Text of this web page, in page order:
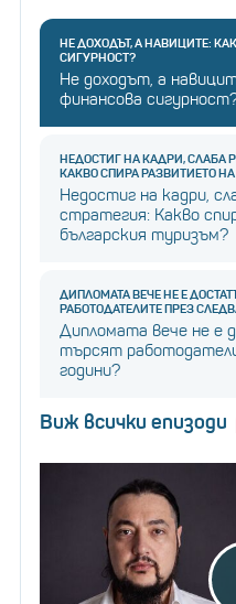
НЕ ДОХОДЪТ, А НАВИЦИТЕ:
СИГУРНОСТ?
Не доходът, а
финансова
НЕДОСТИГ НА КАДРИ, СЛАБА
КАКВО СПИРА РАЗВИТИЕТО
Недостиг на кадри,
стратегия: Какво
българския туризъм?
ДИПЛОМАТА ВЕЧЕ НЕ Е
РАБОТОДАТЕЛИТЕ ПРЕЗ
Дипломата вече не е
търсят
години?
Виж всички епизоди